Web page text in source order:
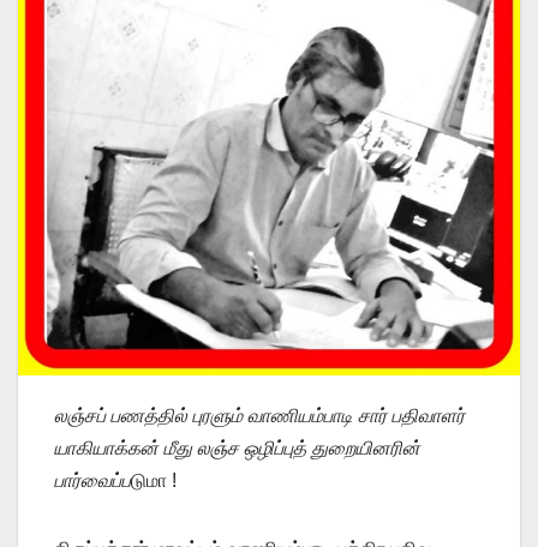
லஞ்சப் பணத்தில் புரளும் வாணியம்பாடி சார் பதிவாளர்
யாகியாக்கன் மீது லஞ்ச ஒழிப்புத் துறையினரின்
பார்வைப்படுமா !